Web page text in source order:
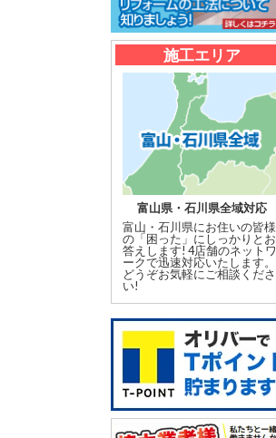
施工エリア
富山県・石川県全域対応
富山・石川県にお住いの皆様
の「困った」にしっかりとお
答えします! 4店舗のネットワ
ークで迅速対応いたします。
どうぞお気軽にご相談くださ
い!